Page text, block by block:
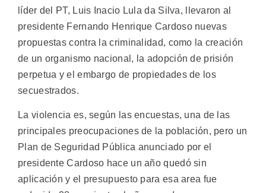
líder del PT, Luis Inacio Lula da Silva, llevaron al
presidente Fernando Henrique Cardoso nuevas
propuestas contra la criminalidad, como la creación
de un organismo nacional, la adopción de prisión
perpetua y el embargo de propiedades de los
secuestrados.
La violencia es, según las encuestas, una de las
principales preocupaciones de la población, pero un
Plan de Seguridad Pública anunciado por el
presidente Cardoso hace un año quedó sin
aplicación y el presupuesto para esa area fue